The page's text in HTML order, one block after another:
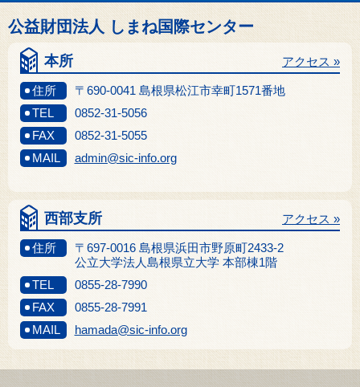
公益財団法人 しまね国際センター
本所
住所 〒690-0041 島根県松江市幸町1571番地
アクセス »
TEL
0852-31-5056
FAX
0852-31-5055
MAIL
admin@sic-info.org
西部支所
住所
〒697-0016 島根県浜田市野原町2433-2
公立大学法人島根県立大学 本部棟1階
アクセス »
TEL
0855-28-7990
FAX
0855-28-7991
MAIL
hamada@sic-info.org